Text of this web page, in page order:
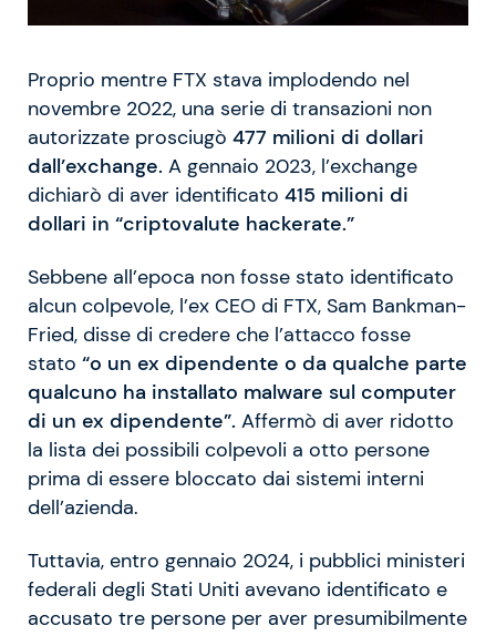
Proprio mentre FTX stava implodendo nel
novembre 2022, una serie di transazioni non
autorizzate prosciugò 477 milioni di dollari
dall’exchange. A gennaio 2023, l’exchange
dichiarò di aver identificato 415 milioni di
dollari in “criptovalute hackerate.”
Sebbene all’epoca non fosse stato identificato
alcun colpevole, l’ex CEO di FTX, Sam Bankman-
Fried, disse di credere che l’attacco fosse
stato “o un ex dipendente o da qualche parte
qualcuno ha installato malware sul computer
di un ex dipendente”. Affermò di aver ridotto
la lista dei possibili colpevoli a otto persone
prima di essere bloccato dai sistemi interni
dell’azienda.
Tuttavia, entro gennaio 2024, i pubblici ministeri
federali degli Stati Uniti avevano identificato e
accusato tre persone per aver presumibilmente